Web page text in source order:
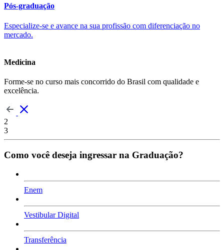
Pós-graduação
Especialize-se e avance na sua profissão com diferenciação no
mercado.
Medicina
Forme-se no curso mais concorrido do Brasil com qualidade e
excelência.
2
3
Como você deseja ingressar na Graduação?
Enem
Vestibular Digital
Transferência